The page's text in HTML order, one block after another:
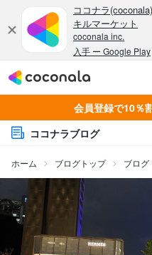
会員登録で10％
ココナラブログ
ホーム ブログトップ ブログ